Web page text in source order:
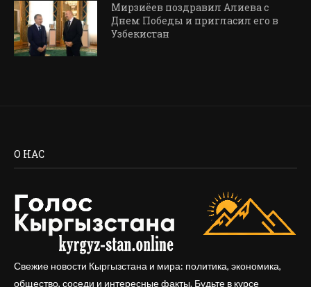
Мирзиёев поздравил Алиева с
Днем Победы и пригласил его в
Узбекистан
О НАС
Свежие новости Кыргызстана и мира: политика, экономика,
общество, соседи и интересные факты. Будьте в курсе